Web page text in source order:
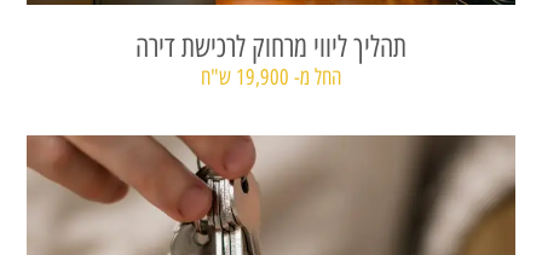
תהליך ליווי מרחוק לרכישת דירה
החל מ- 19,900 ש"ח